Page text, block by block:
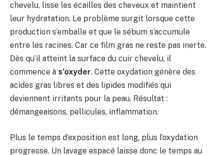
chevelu, lisse les écailles des cheveux et maintient
leur hydratation. Le problème surgit lorsque cette
production s’emballe et que le sébum s’accumule
entre les racines. Car ce film gras ne reste pas inerte.
Dès qu’il atteint la surface du cuir chevelu, il
commence à s’oxyder. Cette oxydation génère des
acides gras libres et des lipides modifiés qui
deviennent irritants pour la peau. Résultat :
démangeaisons, pellicules, inflammation.
Plus le temps d’exposition est long, plus l’oxydation
progresse. Un lavage espacé laisse donc le temps au